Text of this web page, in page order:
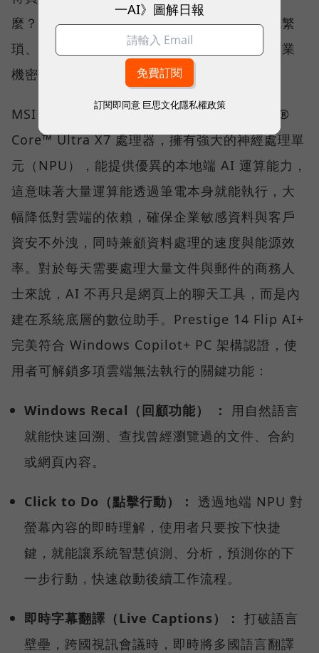
麼？」答案不僅是運算跑得更快，而是將原先繁
瑣、耗時的行政庶務變得更高效，並能確保商業
機密不外洩。
MSI Prestige 14 Flip AI+ 搭載最新的 Intel®
Core™ Ultra X7 處理器，擁有強大的神經處理單
元（NPU），能提供優異的本地端 AI 運算能力，
這意味著大量運算能透過筆電本身就能執行，大
幅降低對雲端的依賴，確保企業敏感資料與客戶
資安不外洩，同時兼顧資料處理的速度與能源效
率。對於每天需要處理大量文件與郵件的商務人
士來說，AI 不再只是網頁上的聊天工具，而是內
建在系統底層的數位助手。Prestige 14 Flip AI+
完美符合 Windows Copilot+ PC 架構認證，使
用者可解鎖多項雲端無法執行的關鍵功能：
Windows Recal（回顧功能） ：
用自然語言
就能快速回溯、查找曾經瀏覽過的文件、合約
或網頁內容。
Click to Do（點擊行動）： 透過地端 NPU 對
螢幕內容的即時理解，使用者只要按下快捷
鍵，就能讓系統智慧偵測、分析，預測你的下
一步行動，快速啟動後續工作流程。
即時字幕翻譯（Live Captions）： 打破語言
壁壘，跨國視訊會議時，即時將多國語言翻譯
一AI》圖解日報
訂閱即同意 巨思文化隱私權政策